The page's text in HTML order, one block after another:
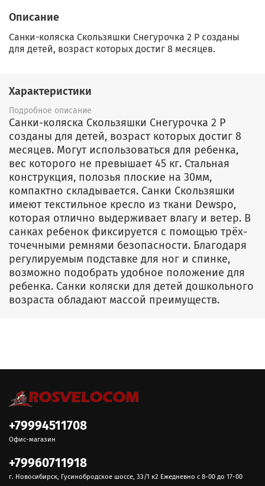
Описание
Санки-коляска Скользяшки Снегурочка 2 Р созданы
для детей, возраст которых достиг 8 месяцев.
Характеристики
Подробное описание
Санки-коляска Скользяшки Снегурочка 2 Р
созданы для детей, возраст которых достиг 8
месяцев. Могут использоваться для ребенка,
вес которого не превышает 45 кг. Стальная
конструкция, полозья плоские на 30мм,
компактно складывается. Санки Скользяшки
имеют текстильное кресло из ткани Dewspo,
которая отлично выдерживает влагу и ветер. В
санках ребенок фиксируется с помощью трёх-
точечными ремнями безопасности. Благодаря
регулируемым подставке для ног и спинке,
возможно подобрать удобное положение для
ребенка. Санки коляски для детей дошкольного
возраста обладают массой преимуществ.
+79994511708
Офис-магазин
+79960711918
г. Новосибирск, Гусинобродское шоссе, 33/1 к2 Ежедневно с 8-00 до 17-00